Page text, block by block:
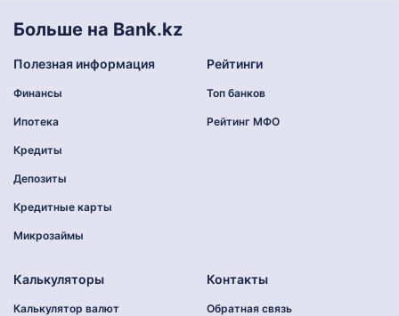
Больше на Bank.kz
Полезная информация
Финансы
Ипотека
Кредиты
Депозиты
Кредитные карты
Микрозаймы
Рейтинги
Топ банков
Рейтинг МФО
Калькуляторы
Калькулятор валют
Контакты
Обратная связь